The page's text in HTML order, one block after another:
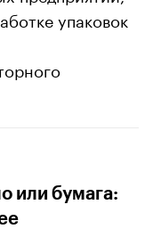
упаковок
или бумага: